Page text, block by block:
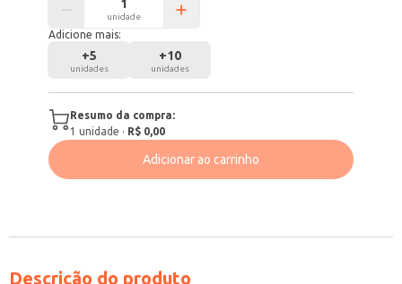
unidade
Adicione mais:
+5
unidades
+10
unidades
Resumo da compra:
1 unidade · R$ 0,00
Adicionar ao carrinho
Descrição do produto